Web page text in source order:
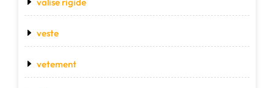
veste
vetement